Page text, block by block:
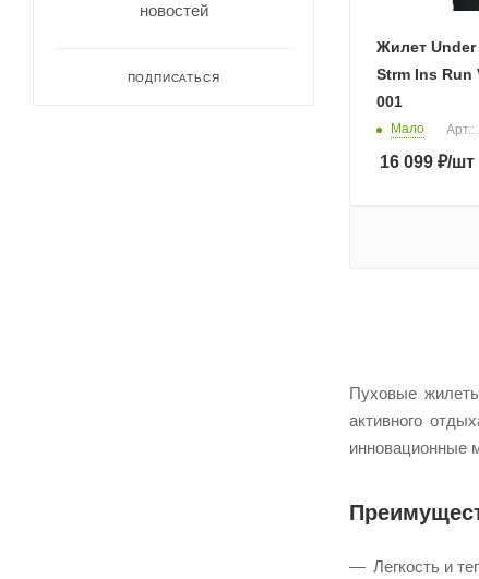
Жилет Under
Strm Ins Run
001
Мало Арт.:
16 099 ₽/шт
Пуховые
активного
инновационные
Легкость и
новостей
ПОДПИСАТЬСЯ